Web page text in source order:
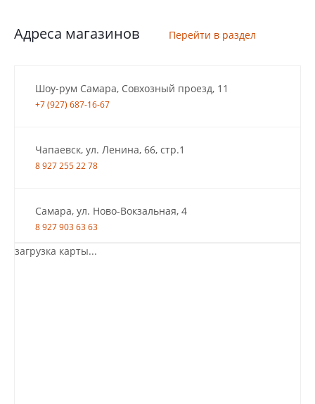
Адреса магазинов Перейти в раздел
Шоу-рум Самара, Совхозный проезд, 11
+7 (927) 687-16-67
Чапаевск, ул. Ленина, 66, стр.1
8 927 255 22 78
Самара, ул. Ново-Вокзальная, 4
8 927 903 63 63
загрузка карты...